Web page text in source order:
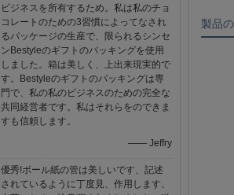
ビジネスを所有するため。私は私のチョ
コレートのための3習慣によってなされ
るパッケージの生産で、限られるシンセ
ンBestyleのギフトのパッキングを使用
しました。箱は美しく、上出来現実的で
す。Bestyleのギフトのパッキングは専
門で、私の私のビジネスのための完全な
共同経営者です。私はそれらをのできま
すも信頼します。
—— Jeffry
優秀!ボール紙の管は美しいです、記述
されているように丁度見、作用します、
製品